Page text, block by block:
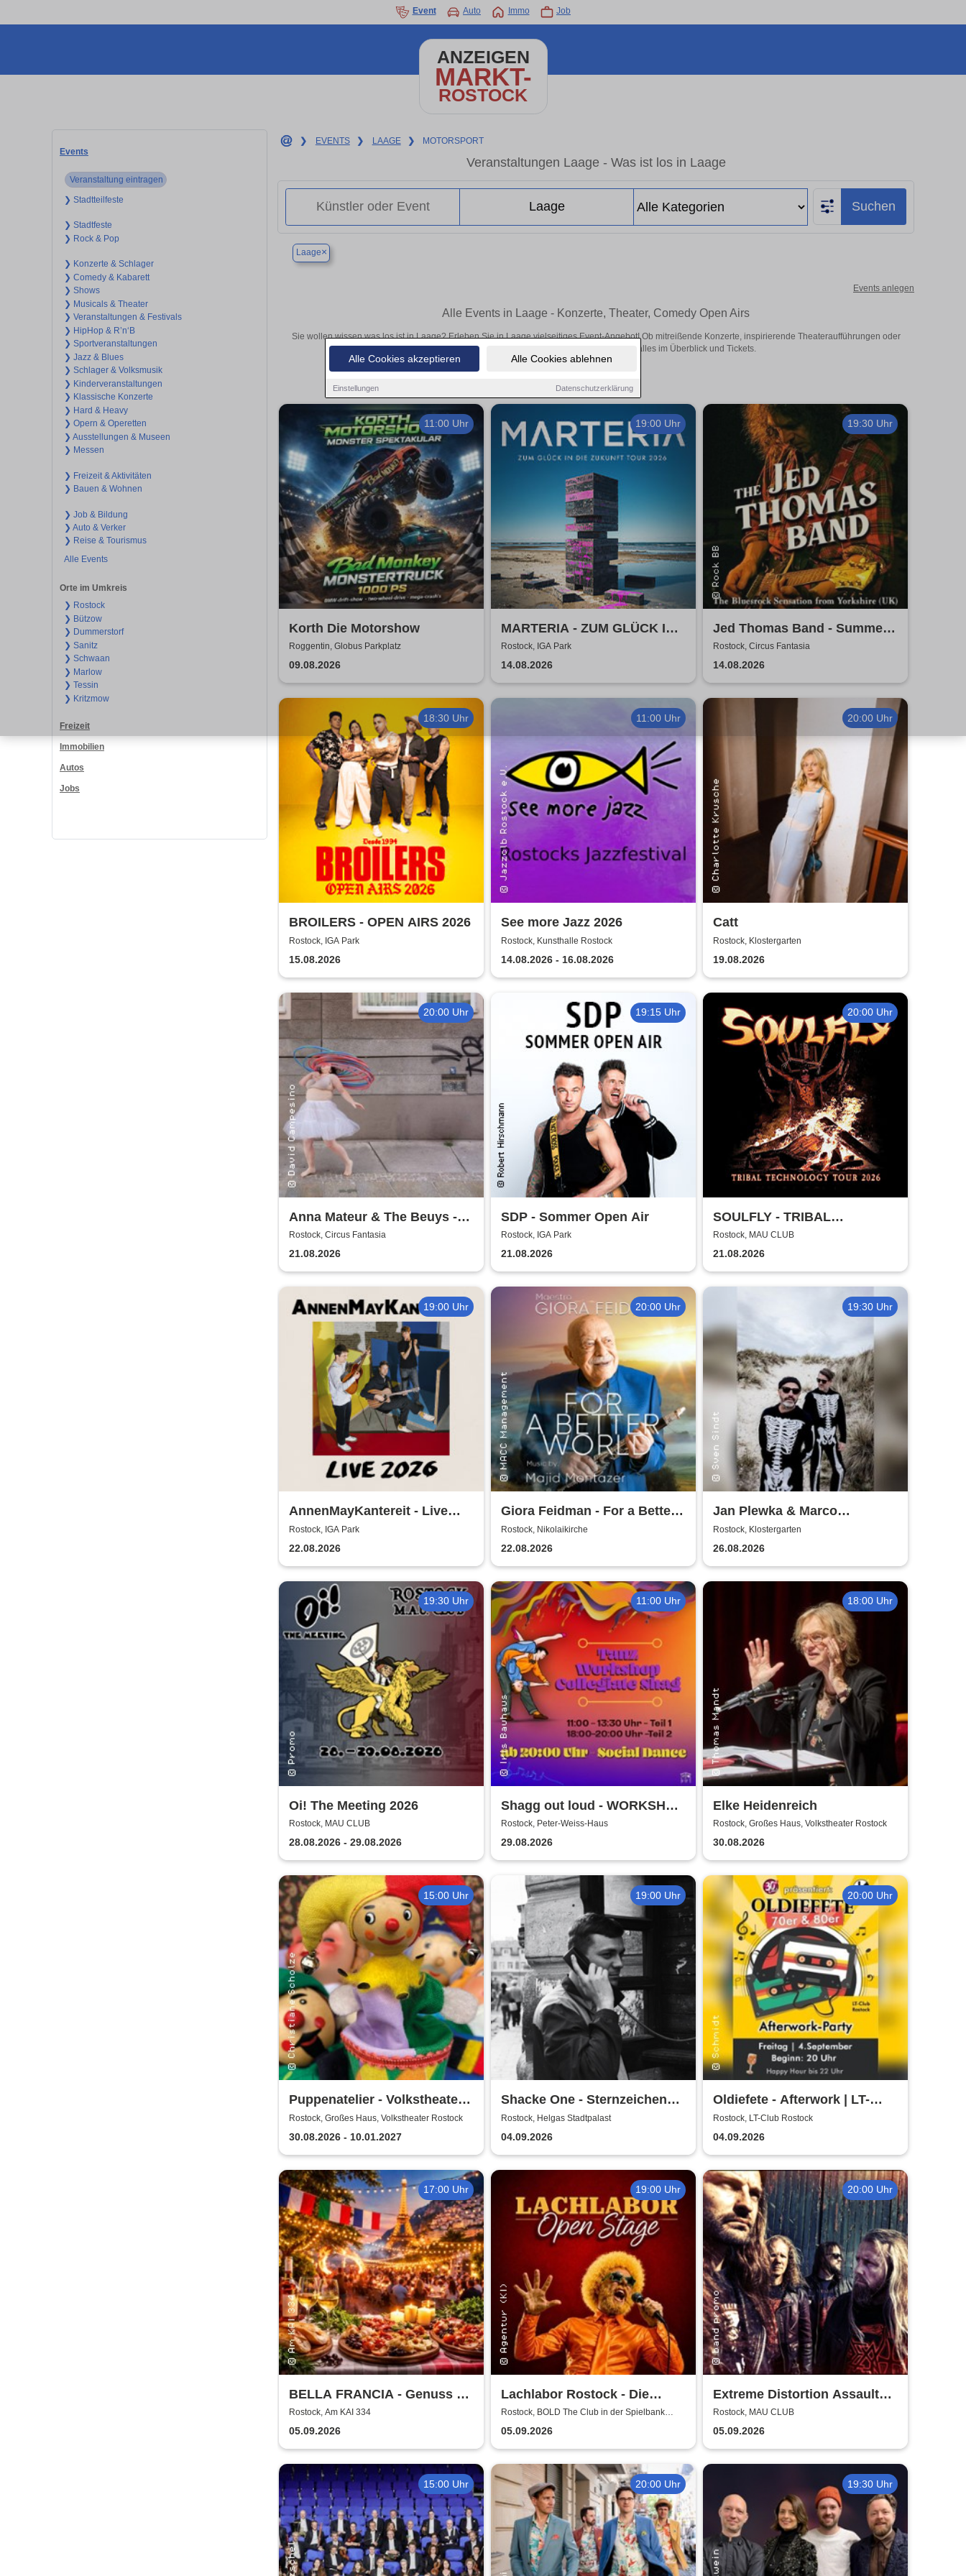
Alle Cookies akzeptieren Alle Cookies ablehnen
Einstellungen Datenschutzerklärung
Event Auto Immo Job
ANZEIGEN
MARKT-
ROSTOCK
Events
Veranstaltung eintragen
❯ Stadtteilfeste
❯ Stadtfeste
❯ Rock & Pop
❯ Konzerte & Schlager
❯ Comedy & Kabarett
❯ Shows
❯ Musicals & Theater
❯ Veranstaltungen & Festivals
❯ HipHop & R’n‘B
❯ Sportveranstaltungen
❯ Jazz & Blues
❯ Schlager & Volksmusik
❯ Kinderveranstaltungen
❯ Klassische Konzerte
❯ Hard & Heavy
❯ Opern & Operetten
❯ Ausstellungen & Museen
❯ Messen
❯ Freizeit & Aktivitäten
❯ Bauen & Wohnen
❯ Job & Bildung
❯ Auto & Verker
❯ Reise & Tourismus
Alle Events
Orte im Umkreis
❯ Rostock
❯ Bützow
❯ Dummerstorf
❯ Sanitz
❯ Schwaan
❯ Marlow
❯ Tessin
❯ Kritzmow
Freizeit
Immobilien
Autos
Jobs
❯ EVENTS ❯ LAAGE ❯ MOTORSPORT
Veranstaltungen Laage - Was ist los in Laage
Suchen
Laage×
Events anlegen
Alle Events in Laage - Konzerte, Theater, Comedy Open Airs
Sie wollen wissen was los ist in Laage? Erleben Sie in Laage vielseitiges Event-Angebot! Ob mitreißende Konzerte, inspirierende Theateraufführungen oder
aufregende Veranstaltungen in Laage – hier finden alles im Überblick und Tickets.
11:00 Uhr
Korth Die Motorshow
Roggentin, Globus Parkplatz
09.08.2026
19:00 Uhr
MARTERIA - ZUM GLÜCK IN
DIE ZUKUNFT TOUR 2026
Rostock, IGA Park
14.08.2026
19:30 Uhr
Jed Thomas Band - Summer
Tour 2026
Rostock, Circus Fantasia
14.08.2026
18:30 Uhr
BROILERS - OPEN AIRS 2026
Rostock, IGA Park
15.08.2026
11:00 Uhr
See more Jazz 2026
Rostock, Kunsthalle Rostock
14.08.2026 - 16.08.2026
20:00 Uhr
Catt
Rostock, Klostergarten
19.08.2026
20:00 Uhr
Anna Mateur & The Beuys -
Kaoshüter
Rostock, Circus Fantasia
21.08.2026
19:15 Uhr
SDP - Sommer Open Air
Rostock, IGA Park
21.08.2026
20:00 Uhr
SOULFLY - TRIBAL
TECHNOLOGY TOUR 2026
Rostock, MAU CLUB
21.08.2026
19:00 Uhr
AnnenMayKantereit - Live
2026
Rostock, IGA Park
22.08.2026
20:00 Uhr
Giora Feidman - For a Better
World
Rostock, Nikolaikirche
22.08.2026
19:30 Uhr
Jan Plewka & Marco
Schmedtje - Between the
Lights
Rostock, Klostergarten
26.08.2026
19:30 Uhr
Oi! The Meeting 2026
Rostock, MAU CLUB
28.08.2026 - 29.08.2026
11:00 Uhr
Shagg out loud - WORKSHOP
+ Social Dance | Peter Weiss
Haus Rostock
Rostock, Peter-Weiss-Haus
29.08.2026
18:00 Uhr
Elke Heidenreich
Rostock, Großes Haus, Volkstheater Rostock
30.08.2026
15:00 Uhr
Puppenatelier - Volkstheater
Rostock
Rostock, Großes Haus, Volkstheater Rostock
30.08.2026 - 10.01.2027
19:00 Uhr
Shacke One - Sternzeichen
Boss Tour
Rostock, Helgas Stadtpalast
04.09.2026
20:00 Uhr
Oldiefete - Afterwork | LT-
Club Rostock
Rostock, LT-Club Rostock
04.09.2026
17:00 Uhr
BELLA FRANCIA - Genuss &
Kultur Rostock
Rostock, Am KAI 334
05.09.2026
19:00 Uhr
Lachlabor Rostock - Die
Comedy-Testbühne im BOLD
The Club
Rostock, BOLD The Club in der Spielbank
Rostock
05.09.2026
20:00 Uhr
Extreme Distortion Assault
XV
Rostock, MAU CLUB
05.09.2026
15:00 Uhr 20:00 Uhr 19:30 Uhr